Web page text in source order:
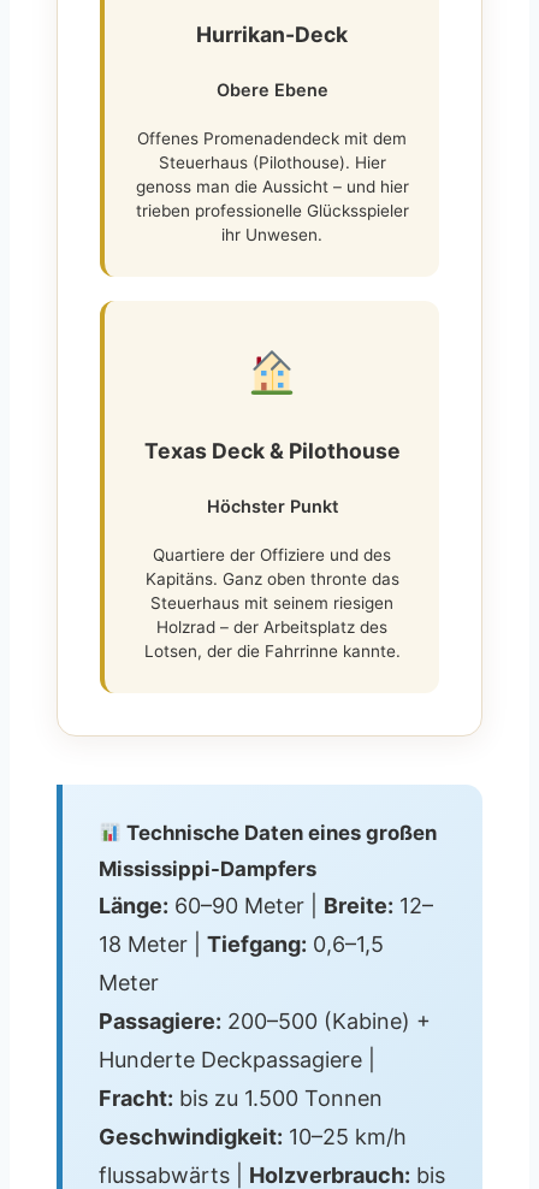
Hurrikan-Deck
Obere Ebene
Offenes Promenadendeck mit dem
Steuerhaus (Pilothouse). Hier
genoss man die Aussicht – und hier
trieben professionelle Glücksspieler
ihr Unwesen.
Texas Deck & Pilothouse
Höchster Punkt
Quartiere der Offiziere und des
Kapitäns. Ganz oben thronte das
Steuerhaus mit seinem riesigen
Holzrad – der Arbeitsplatz des
Lotsen, der die Fahrrinne kannte.
Technische Daten eines großen
Mississippi-Dampfers
Länge: 60–90 Meter | Breite: 12–
18 Meter | Tiefgang: 0,6–1,5
Meter
Passagiere: 200–500 (Kabine) +
Hunderte Deckpassagiere |
Fracht: bis zu 1.500 Tonnen
Geschwindigkeit: 10–25 km/h
flussabwärts | Holzverbrauch: bis